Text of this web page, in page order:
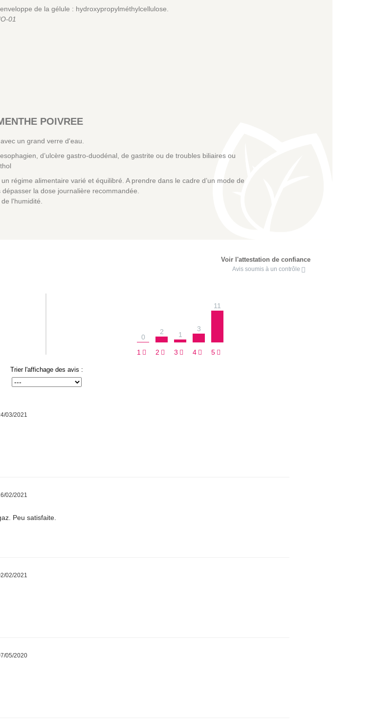
de la gélule : hydroxypropylméthylcellulose.
01
POIVREE
un grand verre d'eau.
d’ulcère gastro-duodénal, de gastrite ou de troubles biliaires ou
régime alimentaire varié et équilibré. A prendre dans le cadre d’un mode de
la dose journalière recommandée.
l'humidité.
Voir l'attestation de confiance
Avis soumis à un contrôle
1
0
2
2
3
1
4
3
5
11
Trier l'affichage des avis :
03/2021
02/2021
Peu satisfaite.
02/2021
05/2020